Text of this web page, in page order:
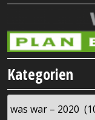
Kategorien